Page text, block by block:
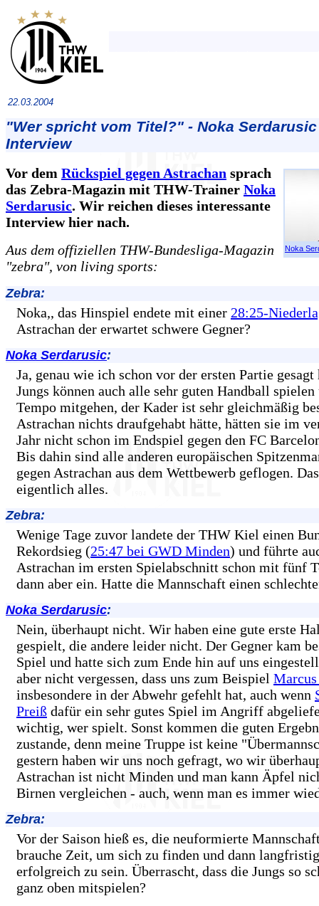
22.03.2004
"Wer spricht vom Titel?" - Noka
Interview
Noka
Vor dem Rückspiel gegen Astrachan sprach
das Zebra-Magazin mit THW-Trainer Noka
Serdarusic. Wir reichen dieses interessante
Interview hier nach.
Aus dem offiziellen THW-Bundesliga-Magazin
"zebra", von living sports:
Zebra:
Noka,, das Hinspiel endete mit einer 28:25-
Astrachan der erwartet schwere Gegner?
Noka Serdarusic:
Ja, genau wie ich schon vor der ersten Partie gesagt
Jungs können auch alle sehr guten Handball spielen
Tempo mitgehen, der Kader ist sehr gleichmäßig
Astrachan nichts draufgehabt hätte, hätten sie im
Jahr nicht schon im Endspiel gegen den FC
Bis dahin sind alle anderen europäischen
gegen Astrachan aus dem Wettbewerb geflogen.
eigentlich alles.
Zebra:
Wenige Tage zuvor landete der THW Kiel einen
Rekordsieg (25:47 bei GWD Minden) und führte
Astrachan im ersten Spielabschnitt schon mit fünf
dann aber ein. Hatte die Mannschaft einen
Noka Serdarusic:
Nein, überhaupt nicht. Wir haben eine gute erste
gespielt, die andere leider nicht. Der Gegner kam
Spiel und hatte sich zum Ende hin auf uns
aber nicht vergessen, dass uns zum Beispiel
insbesondere in der Abwehr gefehlt hat, auch wenn
Preiß dafür ein sehr gutes Spiel im Angriff
wichtig, wer spielt. Sonst kommen die guten
zustande, denn meine Truppe ist keine
gestern haben wir uns noch gefragt, wo wir
Astrachan ist nicht Minden und man kann Äpfel
Birnen vergleichen - auch, wenn man es immer
Zebra:
Vor der Saison hieß es, die neuformierte
brauche Zeit, um sich zu finden und dann
erfolgreich zu sein. Überrascht, dass die Jungs so
ganz oben mitspielen?